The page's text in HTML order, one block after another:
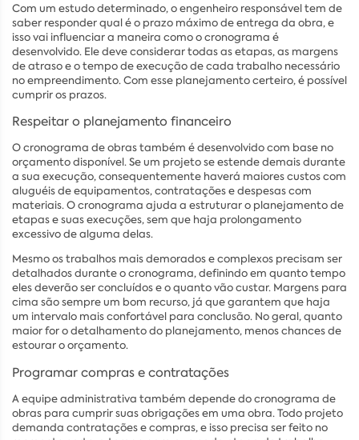
Com um estudo determinado, o engenheiro responsável tem de
saber responder qual é o prazo máximo de entrega da obra, e
isso vai influenciar a maneira como o cronograma é
desenvolvido. Ele deve considerar todas as etapas, as margens
de atraso e o tempo de execução de cada trabalho necessário
no empreendimento. Com esse planejamento certeiro, é possível
cumprir os prazos.
Respeitar o planejamento financeiro
O cronograma de obras também é desenvolvido com base no
orçamento disponível. Se um projeto se estende demais durante
a sua execução, consequentemente haverá maiores custos com
aluguéis de equipamentos, contratações e despesas com
materiais. O cronograma ajuda a estruturar o planejamento de
etapas e suas execuções, sem que haja prolongamento
excessivo de alguma delas.
Mesmo os trabalhos mais demorados e complexos precisam ser
detalhados durante o cronograma, definindo em quanto tempo
eles deverão ser concluídos e o quanto vão custar. Margens para
cima são sempre um bom recurso, já que garantem que haja
um intervalo mais confortável para conclusão. No geral, quanto
maior for o detalhamento do planejamento, menos chances de
estourar o orçamento.
Programar compras e contratações
A equipe administrativa também depende do cronograma de
obras para cumprir suas obrigações em uma obra. Todo projeto
demanda contratações e compras, e isso precisa ser feito no